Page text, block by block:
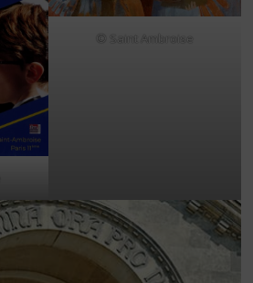
© Saint Ambroise